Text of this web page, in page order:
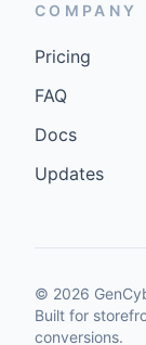
COMPANY
Pricing
FAQ
Docs
Updates
© 2026
Built for
conversions.